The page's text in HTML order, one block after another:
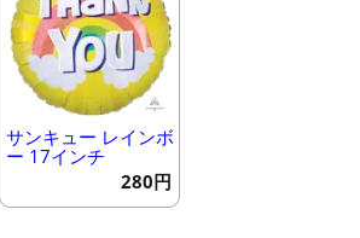
サンキュー レインボ
ー 17インチ
280円